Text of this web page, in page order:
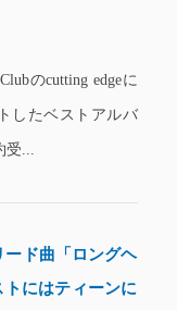
のcutting edgeに
したベストアルバ
受...
ード曲「ロングヘ
にはティーンに